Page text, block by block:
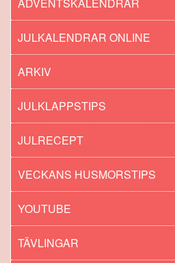
JULKALENDRAR ONLINE
ARKIV
JULKLAPPSTIPS
JULRECEPT
VECKANS HUSMORSTIPS
YOUTUBE
TÄVLINGAR